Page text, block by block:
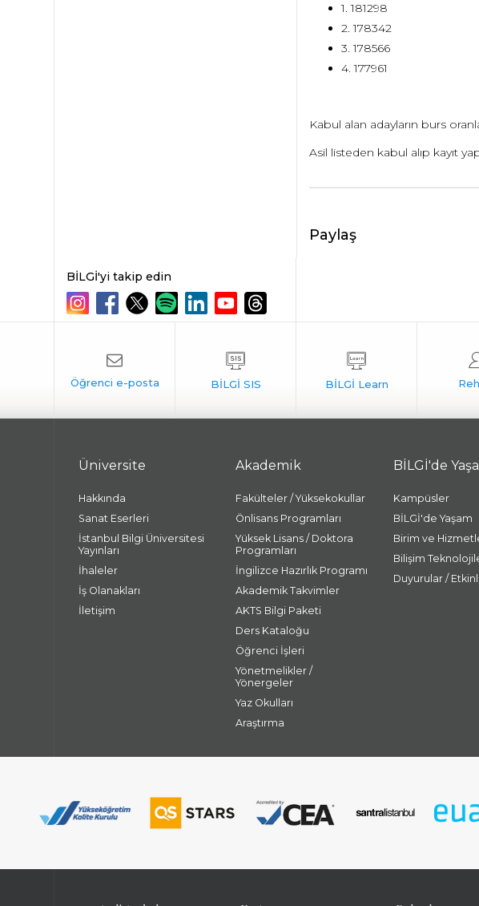
1. 181298
2. 178342
3. 178566
4. 177961
Kabul alan adayların burs
Asil listeden kabul alıp kayıt
Paylaş
BİLGİ'yi takip edin
Üniversite
Hakkında
Sanat Eserleri
İstanbul Bilgi Üniversitesi
Yayınları
İhaleler
İş Olanakları
İletişim
Akademik
Fakülteler / Yüksekokullar
Önlisans Programları
Yüksek Lisans / Doktora
Programları
İngilizce Hazırlık Programı
Akademik Takvimler
AKTS Bilgi Paketi
Ders Kataloğu
Öğrenci İşleri
Yönetmelikler /
Yönergeler
Yaz Okulları
Araştırma
BİLGİ'de
Kampüsler
BİLGİ'de Yaşam
Birim ve
Bilişim
Duyurular /